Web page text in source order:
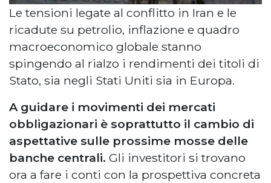
Le tensioni legate al conflitto in Iran e le
ricadute su petrolio, inflazione e quadro
macroeconomico globale stanno
spingendo al rialzo i rendimenti dei titoli di
Stato, sia negli Stati Uniti sia in Europa.
A guidare i movimenti dei mercati
obbligazionari è soprattutto il cambio di
aspettative sulle prossime mosse delle
banche centrali. Gli investitori si trovano
ora a fare i conti con la prospettiva concreta